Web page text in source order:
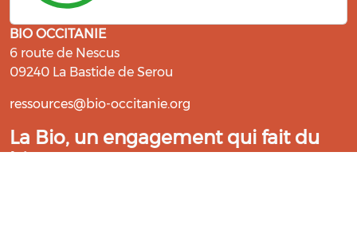
BIO OCCITANIE
6 route de Nescus
09240 La Bastide de Serou
ressources@bio-occitanie.org
La Bio, un engagement qui fait du
bien !